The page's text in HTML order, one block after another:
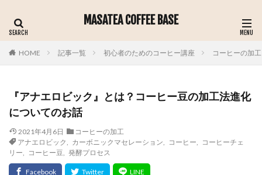
MASATEA COFFEE BASE
HOME 記事一覧 初心者のためのコーヒー講座 コーヒーの加工
『アナエロビック』とは？コーヒー豆の加工法進化
についてのお話
2021年4月6日
コーヒーの加工
アナエロビック
カーボニックマセレーション コーヒー
コーヒーチェ
リー
コーヒー豆 発酵プロセス